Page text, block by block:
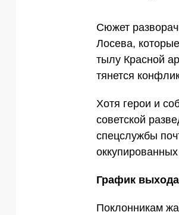
Сюжет
Лосева,
тылу Красной
тянется
Хотя герои и
советской
спецслужбы
График
Поклонникам